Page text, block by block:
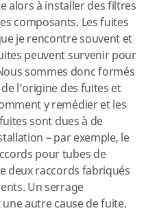
alors à installer des filtres
composants. Les fuites
je rencontre souvent et
peuvent survenir pour
sommes donc formés
l’origine des fuites et
y remédier et les
sont dues à de
– par exemple, le
pour tubes de
deux raccords fabriqués
Un serrage
autre cause de fuite.